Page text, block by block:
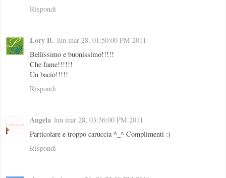
Rispondi
Lory B. lun mar 28, 01:50:00 PM 2011
Bellissimo e buonissimo!!!!!
Che fame!!!!!!
Un bacio!!!!!
Rispondi
Angela lun mar 28, 03:36:00 PM 2011
Particolare e troppo caruccia ^_^ Complimenti :)
Rispondi